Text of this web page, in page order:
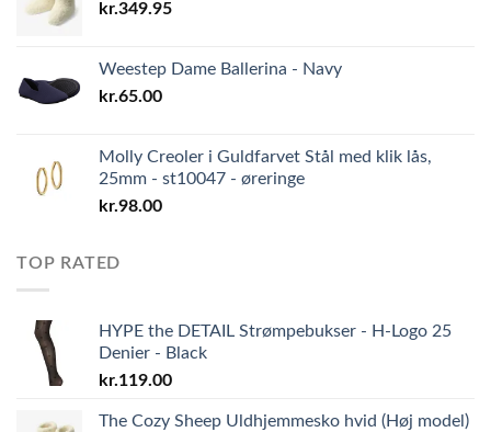
kr.349.95
Weestep Dame Ballerina - Navy
kr.65.00
Molly Creoler i Guldfarvet Stål med klik lås,
25mm - st10047 - øreringe
kr.98.00
TOP RATED
HYPE the DETAIL Strømpebukser - H-Logo 25
Denier - Black
kr.119.00
The Cozy Sheep Uldhjemmesko hvid (Høj model)